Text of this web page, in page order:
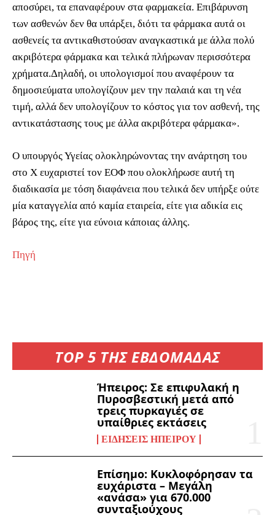
TOP 5 ΤΗΣ ΕΒΔΟΜΑΔΑΣ
Ήπειρος: Σε επιφυλακή η
Πυροσβεστική μετά από
τρεις πυρκαγιές σε
υπαίθριες εκτάσεις
ΕΙΔΉΣΕΙΣ ΗΠΕΊΡΟΥ
Επίσημο: Κυκλοφόρησαν τα
ευχάριστα – Μεγάλη
«ανάσα» για 670.000
συνταξιούχους
αποσύρει, τα επαναφέρουν στα φαρμακεία. Επιβάρυνση
των ασθενών δεν θα υπάρξει, διότι τα φάρμακα αυτά οι
ασθενείς τα αντικαθιστούσαν αναγκαστικά με άλλα πολύ
ακριβότερα φάρμακα και τελικά πλήρωναν περισσότερα
χρήματα.Δηλαδή, οι υπολογισμοί που αναφέρουν τα
δημοσιεύματα υπολογίζουν μεν την παλαιά και τη νέα
τιμή, αλλά δεν υπολογίζουν το κόστος για τον ασθενή, της
αντικατάστασης τους με άλλα ακριβότερα φάρμακα».
Ο υπουργός Υγείας ολοκληρώνοντας την ανάρτηση του
στο Χ ευχαριστεί τον ΕΟΦ που ολοκλήρωσε αυτή τη
διαδικασία με τόση διαφάνεια που τελικά δεν υπήρξε ούτε
μία καταγγελία από καμία εταιρεία, είτε για αδικία εις
βάρος της, είτε για εύνοια κάποιας άλλης.
Πηγή